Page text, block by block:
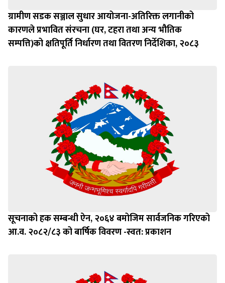
ग्रामीण सडक सञ्जाल सुधार आयोजना-अतिरिक्त लगानीको
कारणले प्रभावित संरचना (घर, टहरा तथा अन्य भौतिक
सम्पत्ति)को क्षतिपूर्ति निर्धारण तथा वितरण निर्देशिका, २०८३
सूचनाको हक सम्बन्धी ऐन, २०६४ बमोजिम सार्वजनिक गरिएको
आ.व. २०८२/८३ को बार्षिक विवरण -स्वत: प्रकाशन